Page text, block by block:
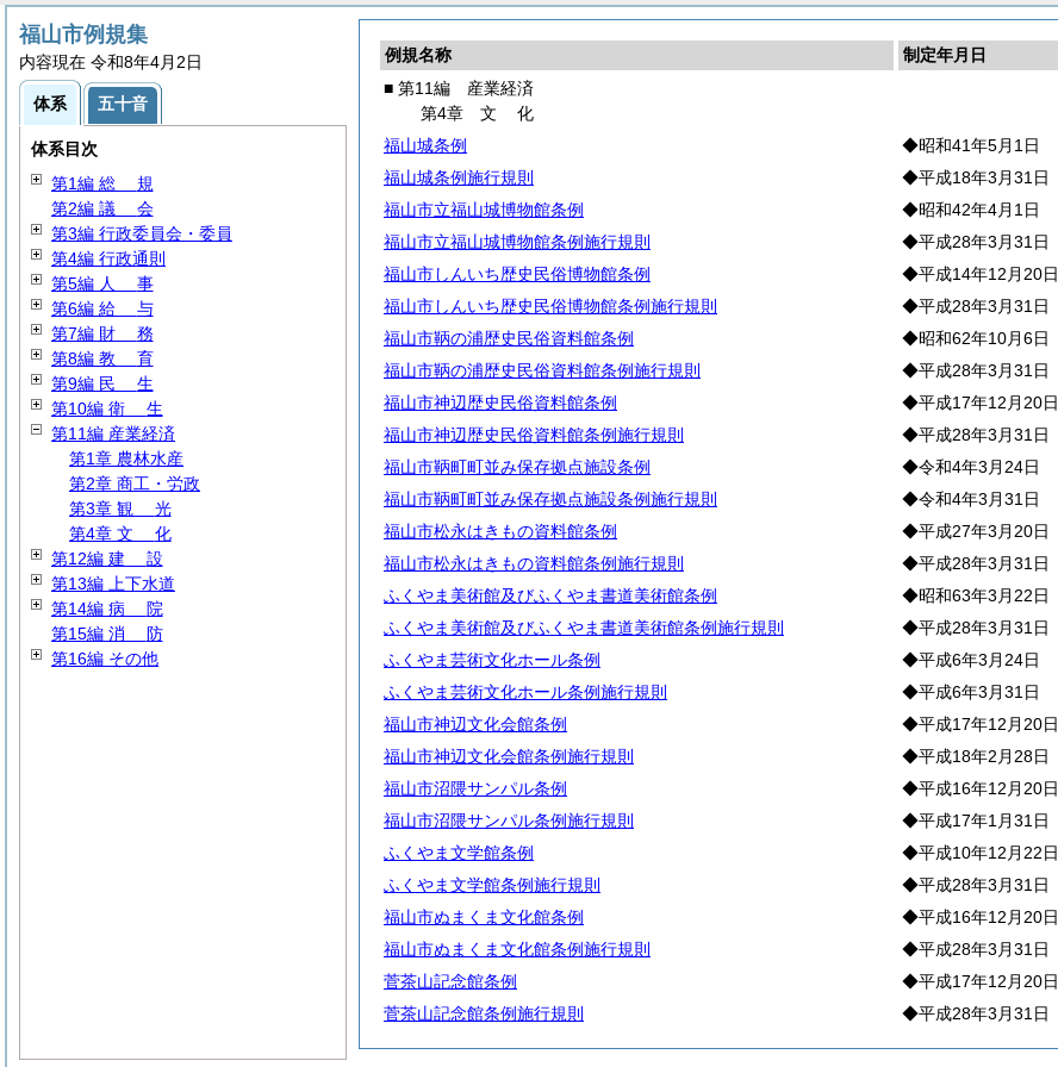
例規名称 制定年月日
■ 第11編 産業経済
第4章 文化
福山城条例
◆昭和41年5月1日
福山城条例施行規則
◆平成18年3月31日
福山市立福山城博物館条例
◆昭和42年4月1日
福山市立福山城博物館条例施行規則
◆平成28年3月31日
福山市しんいち歴史民俗博物館条例
◆平成14年12月20日
福山市しんいち歴史民俗博物館条例施行規則
◆平成28年3月31日
福山市鞆の浦歴史民俗資料館条例
◆昭和62年10月6日
福山市鞆の浦歴史民俗資料館条例施行規則
◆平成28年3月31日
福山市神辺歴史民俗資料館条例
◆平成17年12月20日
福山市神辺歴史民俗資料館条例施行規則
◆平成28年3月31日
福山市鞆町町並み保存拠点施設条例
◆令和4年3月24日
福山市鞆町町並み保存拠点施設条例施行規則
◆令和4年3月31日
福山市松永はきもの資料館条例
◆平成27年3月20日
福山市松永はきもの資料館条例施行規則
◆平成28年3月31日
ふくやま美術館及びふくやま書道美術館条例
◆昭和63年3月22日
ふくやま美術館及びふくやま書道美術館条例施行規則
◆平成28年3月31日
ふくやま芸術文化ホール条例
◆平成6年3月24日
ふくやま芸術文化ホール条例施行規則
◆平成6年3月31日
福山市神辺文化会館条例
◆平成17年12月20日
福山市神辺文化会館条例施行規則
◆平成18年2月28日
福山市沼隈サンパル条例
◆平成16年12月20日
福山市沼隈サンパル条例施行規則
◆平成17年1月31日
ふくやま文学館条例
◆平成10年12月22日
ふくやま文学館条例施行規則
◆平成28年3月31日
福山市ぬまくま文化館条例
◆平成16年12月20日
福山市ぬまくま文化館条例施行規則
◆平成28年3月31日
菅茶山記念館条例
◆平成17年12月20日
菅茶山記念館条例施行規則
◆平成28年3月31日
福山市例規集
内容現在 令和8年4月2日
体系 五十音
体系目次
第1編 総 規
第2編 議 会
第3編 行政委員会・委員
第4編 行政通則
第5編 人 事
第6編 給 与
第7編 財 務
第8編 教 育
第9編 民 生
第10編 衛 生
第11編 産業経済
第1章 農林水産
第2章 商工・労政
第3章 観 光
第4章 文 化
第12編 建 設
第13編 上下水道
第14編 病
院
第15編 消 防
第16編 その他